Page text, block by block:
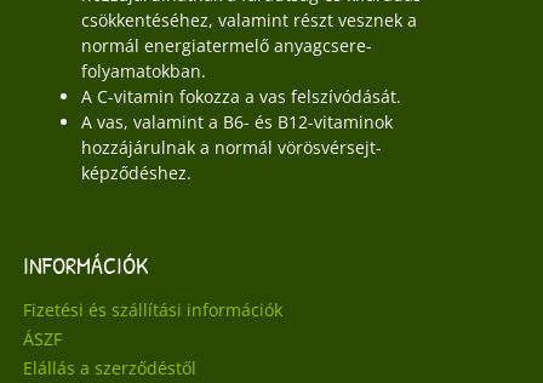
csökkentéséhez, valamint részt vesznek a
normál energiatermelő anyagcsere-
folyamatokban.
A C-vitamin fokozza a vas felszívódását.
A vas, valamint a B6- és B12-vitaminok
hozzájárulnak a normál vörösvérsejt-
képződéshez.
INFORMÁCIÓK
Fizetési és szállítási információk
ÁSZF
Elállás a szerződéstől